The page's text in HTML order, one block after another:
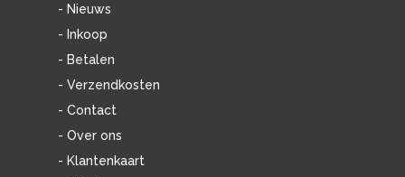
- Nieuws
- Inkoop
- Betalen
- Verzendkosten
- Contact
- Over ons
- Klantenkaart